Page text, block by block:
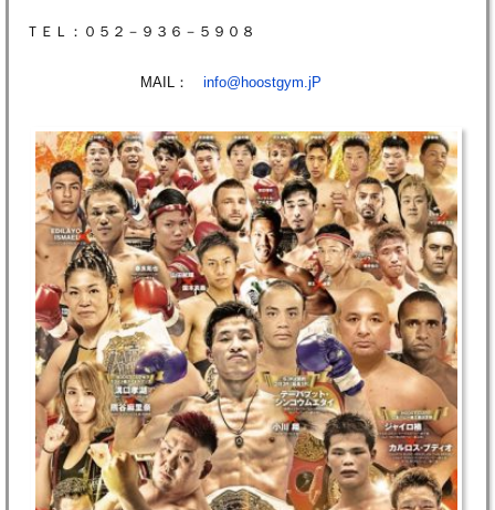
ＴＥＬ：０５２－９３６－５９０８
MAIL： info@hoostgym.jP